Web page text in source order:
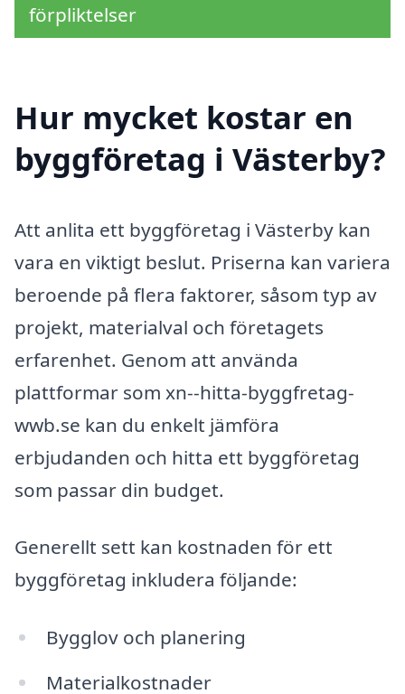
förpliktelser
Hur mycket kostar en
byggföretag i Västerby?
Att anlita ett byggföretag i Västerby kan
vara en viktigt beslut. Priserna kan variera
beroende på flera faktorer, såsom typ av
projekt, materialval och företagets
erfarenhet. Genom att använda
plattformar som xn--hitta-byggfretag-
wwb.se kan du enkelt jämföra
erbjudanden och hitta ett byggföretag
som passar din budget.
Generellt sett kan kostnaden för ett
byggföretag inkludera följande:
Bygglov och planering
Materialkostnader